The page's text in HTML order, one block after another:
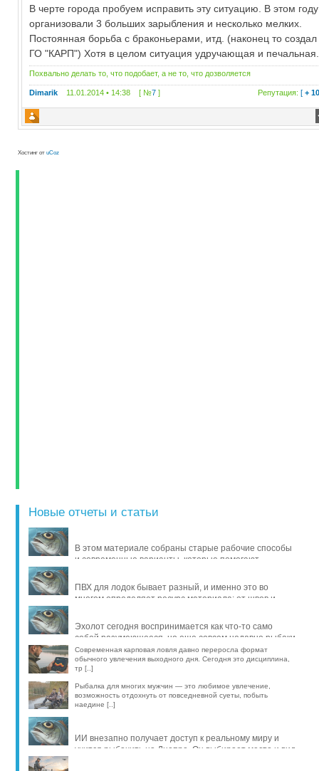
В черте города пробуем исправить эту ситуацию. В этом году
организовали 3 больших зарыбления и несколько мелких.
Постоянная борьба с браконьерами, итд. (наконец то создал
ГО "КАРП") Хотя в целом ситуация удручающая и печальная.
Похвально делать то, что подобает, а не то, что дозволяется
Dimarik 11.01.2014 • 14:38 [ №7 ] Репутация: [+
Хостинг отuCoz
Новые отчеты и статьи
В этом материале собраны старые рабочие способы
и современные варианты, которые помогают
ПВХ для лодок бывает разный, и именно это во
многом определяет ресурс материала: от швов и
Эхолот сегодня воспринимается как что-то само
собой разумеющееся, но еще совсем недавно рыбаки
обходились б [..]
Современная карповая ловля давно переросла формат
обычного увлечения выходного дня. Сегодня это дисциплина,
тр [..]
Рыбалка для многих мужчин — это любимое увлечение,
возможность отдохнуть от повседневной суеты, побыть
наедине [..]
ИИ внезапно получает доступ к реальному миру и
учится рыбачить на Днепре. Он выбирает место и вид